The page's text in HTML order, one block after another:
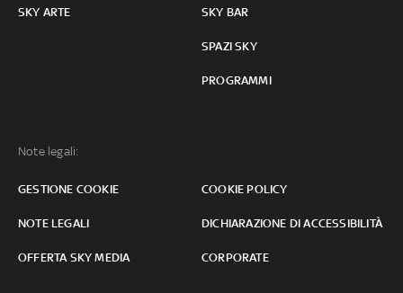
SKY ARTE SKY BAR
SPAZI SKY
PROGRAMMI
Note legali:
GESTIONE COOKIE COOKIE POLICY
NOTE LEGALI DICHIARAZIONE DI ACCESSIBILITÀ
OFFERTA SKY MEDIA CORPORATE